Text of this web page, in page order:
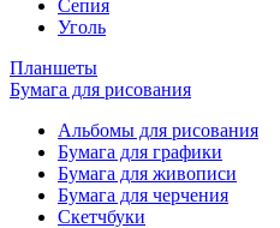
Сепия
Уголь
Планшеты
Бумага для рисования
Альбомы для рисования
Бумага для графики
Бумага для живописи
Бумага для черчения
Скетчбуки